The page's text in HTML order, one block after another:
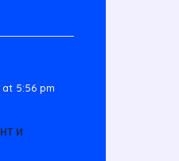
5:56 pm
и